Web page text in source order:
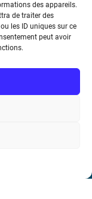
des appareils.
de traiter des
les ID uniques sur ce
peut avoir
TVA intra-